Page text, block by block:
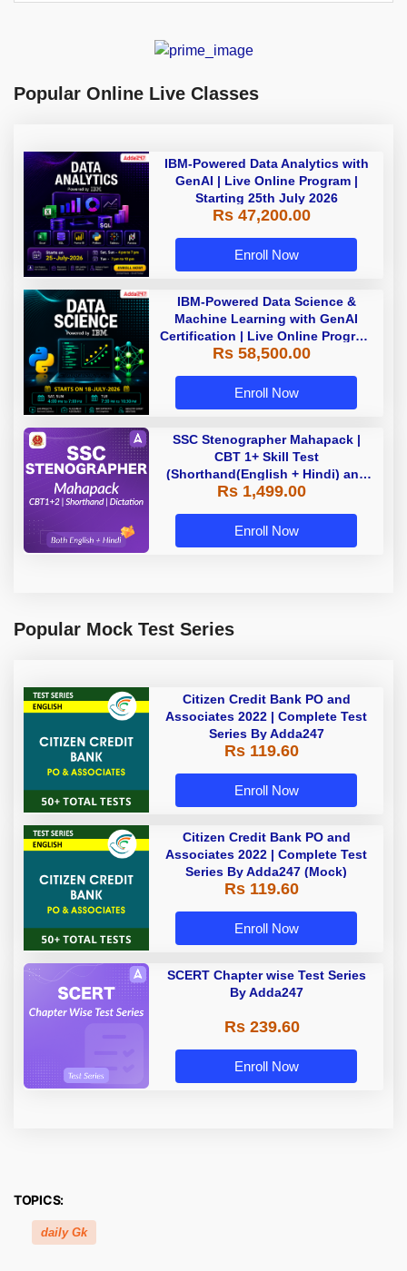
Popular Online Live Classes
IBM-Powered Data Analytics with
GenAI | Live Online Program |
Starting 25th July 2026
Rs 47,200.00
Enroll Now
IBM-Powered Data Science &
Machine Learning with GenAI
Certification | Live Online Program
| Starting 18 July 2026
Rs 58,500.00
Enroll Now
SSC Stenographer Mahapack |
CBT 1+ Skill Test
(Shorthand(English + Hindi) and
Dictation) | By Adda247
Rs 1,499.00
Enroll Now
Popular Mock Test Series
Citizen Credit Bank PO and
Associates 2022 | Complete Test
Series By Adda247
Rs 119.60
Enroll Now
Citizen Credit Bank PO and
Associates 2022 | Complete Test
Series By Adda247 (Mock)
Rs 119.60
Enroll Now
SCERT Chapter wise Test Series
By Adda247
Rs 239.60
Enroll Now
TOPICS:
daily Gk